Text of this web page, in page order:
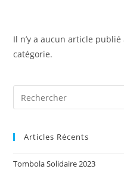
Il n’y a aucun article
catégorie.
Articles Récents
Tombola Solidaire 2023